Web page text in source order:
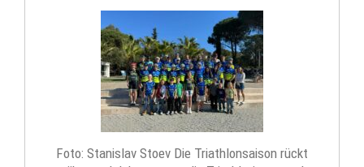
Foto: Stanislav Stoev Die Triathlonsaison rückt